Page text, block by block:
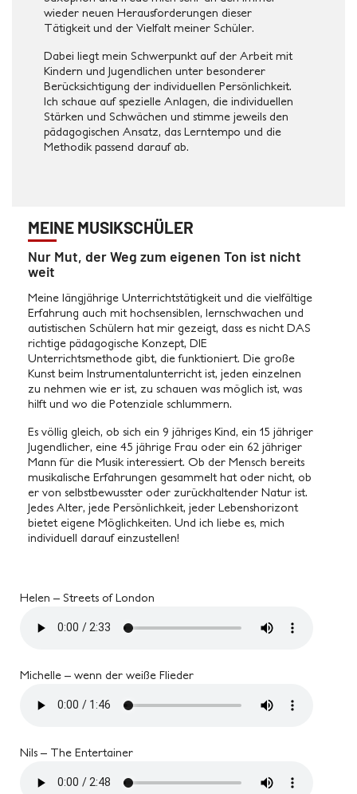
wieder neuen Herausforderungen dieser
Tätigkeit und der Vielfalt meiner Schüler.
Dabei liegt mein Schwerpunkt auf der Arbeit mit
Kindern und Jugendlichen unter besonderer
Berücksichtigung der individuellen Persönlichkeit.
Ich schaue auf spezielle Anlagen, die individuellen
Stärken und Schwächen und stimme jeweils den
pädagogischen Ansatz, das Lerntempo und die
Methodik passend darauf ab.
MEINE MUSIKSCHÜLER
Nur Mut, der Weg zum eigenen Ton ist nicht
weit
Meine längjährige Unterrichtstätigkeit und die vielfältige
Erfahrung auch mit hochsensiblen, lernschwachen und
autistischen Schülern hat mir gezeigt, dass es nicht DAS
richtige pädagogische Konzept, DIE
Unterrichtsmethode gibt, die funktioniert. Die große
Kunst beim Instrumentalunterricht ist, jeden einzelnen
zu nehmen wie er ist, zu schauen was möglich ist, was
hilft und wo die Potenziale schlummern.
Es völlig gleich, ob sich ein 9 jähriges Kind, ein 15 jähriger
Jugendlicher, eine 45 jährige Frau oder ein 62 jähriger
Mann für die Musik interessiert. Ob der Mensch bereits
musikalische Erfahrungen gesammelt hat oder nicht, ob
er von selbstbewusster oder zurückhaltender Natur ist.
Jedes Alter, jede Persönlichkeit, jeder Lebenshorizont
bietet eigene Möglichkeiten. Und ich liebe es, mich
individuell darauf einzustellen!
Helen – Streets of London
Michelle – wenn der weiße Flieder
Nils – The Entertainer